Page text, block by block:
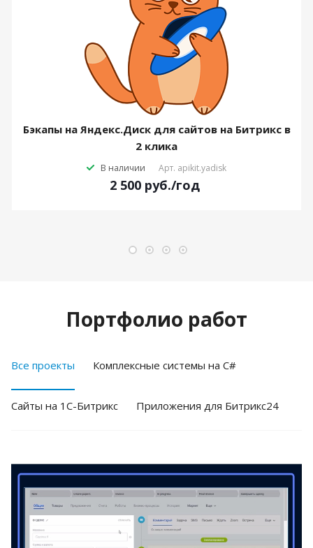
Бэкапы на Яндекс.Диск для сайтов на Битрикс в
2 клика
В наличии Арт. apikit.yadisk
2 500 руб./год
Портфолио работ
Все проекты Комплексные системы на C#
Cайты на 1С-Битрикс Приложения для Битрикс24